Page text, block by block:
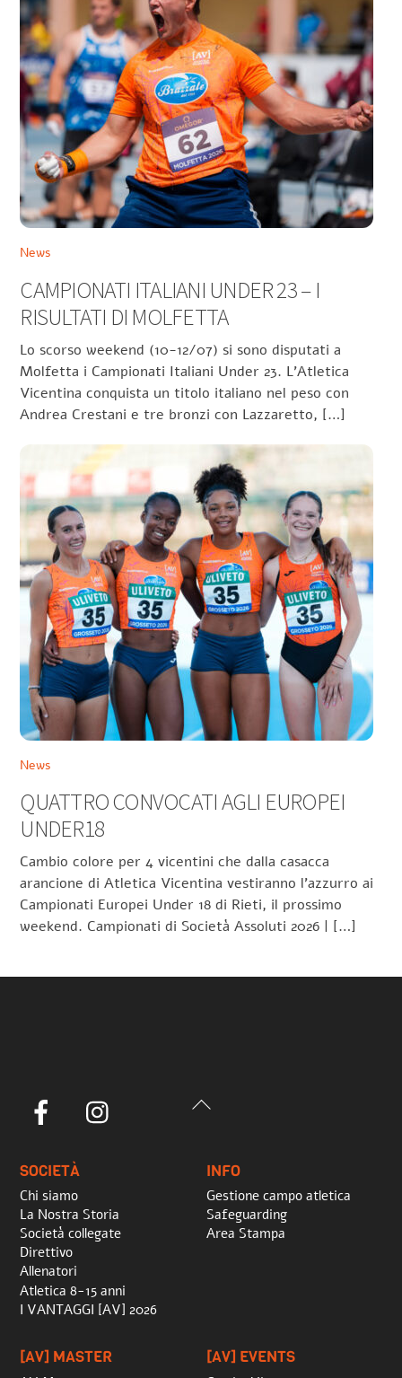
News
CAMPIONATI ITALIANI UNDER 23 – I
RISULTATI DI MOLFETTA
Lo scorso weekend (10-12/07) si sono disputati a
Molfetta i Campionati Italiani Under 23. L’Atletica
Vicentina conquista un titolo italiano nel peso con
Andrea Crestani e tre bronzi con Lazzaretto, […]
News
QUATTRO CONVOCATI AGLI EUROPEI
UNDER18
Cambio colore per 4 vicentini che dalla casacca
arancione di Atletica Vicentina vestiranno l’azzurro ai
Campionati Europei Under 18 di Rieti, il prossimo
weekend. Campionati di Società Assoluti 2026 | […]
Back
Facebook
SOCIETÀ
Chi siamo
La Nostra Storia
Società collegate
Direttivo
Allenatori
Atletica 8-15 anni
I VANTAGGI [AV] 2026
INFO
Gestione campo atletica
Safeguarding
Area Stampa
[AV] MASTER [AV] EVENTS